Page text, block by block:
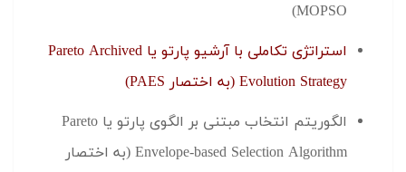
MOPSO)
استراتژی تکاملی با آرشیو پارتو یا Pareto Archived
Evolution Strategy (به اختصار PAES)
الگوریتم انتخاب مبتنی بر الگوی پارتو یا Pareto
Envelope-based Selection Algorithm (به اختصار